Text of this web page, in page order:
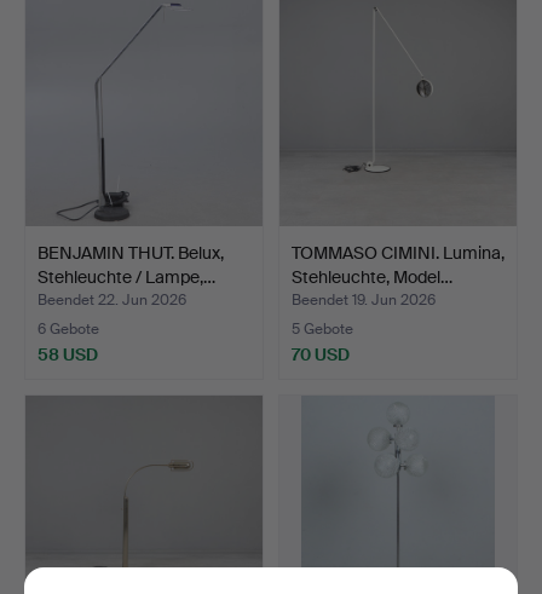
BENJAMIN THUT. Belux,
Stehleuchte / Lampe,…
Beendet 22. Jun 2026
6 Gebote
58 USD
TOMMASO CIMINI. Lumina,
Stehleuchte, Model…
Beendet 19. Jun 2026
5 Gebote
70 USD